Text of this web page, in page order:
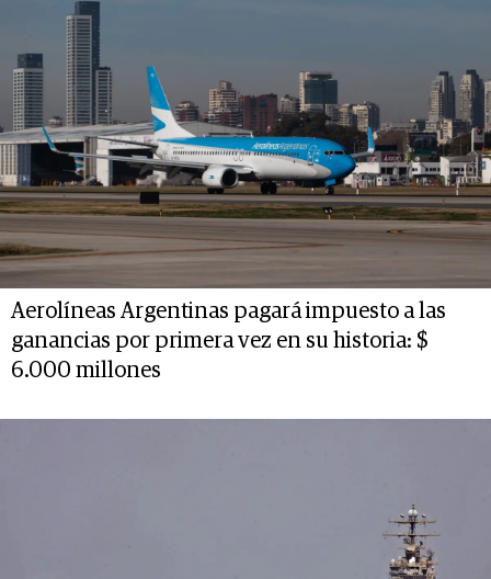
Aerolíneas Argentinas pagará impuesto a las
ganancias por primera vez en su historia: $
6.000 millones